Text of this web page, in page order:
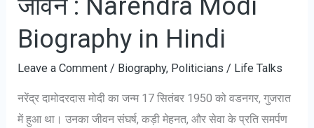
Biography
in
Hindi
जीवन : Narendra Modi
Biography in Hindi
Leave a Comment / Biography, Politicians / Life Talks
नरेंद्र दामोदरदास मोदी का जन्म 17 सितंबर 1950 को वडनगर, गुजरात
में हुआ था। उनका जीवन संघर्ष, कड़ी मेहनत, और सेवा के प्रति समर्पण